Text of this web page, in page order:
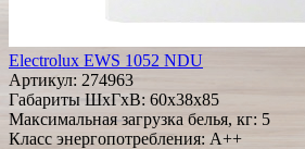
Electrolux EWS 1052 NDU
Артикул: 274963
Габариты ШxГxВ: 60x38x85
Максимальная загрузка белья, кг: 5
Класс энергопотребления: A++